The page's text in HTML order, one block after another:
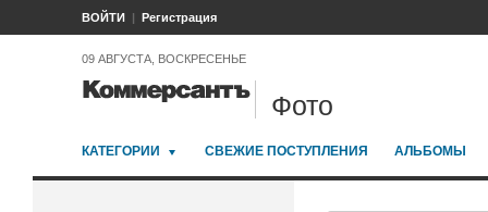
ВОЙТИ Регистрация
09 АВГУСТА, ВОСКРЕСЕНЬЕ
Фото
КАТЕГОРИИ СВЕЖИЕ ПОСТУПЛЕНИЯ АЛЬБОМЫ